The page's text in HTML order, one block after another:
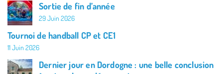
Sortie de fin d’année
29 Juin 2026
Tournoi de handball CP et CE1
11 Juin 2026
Dernier jour en Dordogne : une belle conclusion